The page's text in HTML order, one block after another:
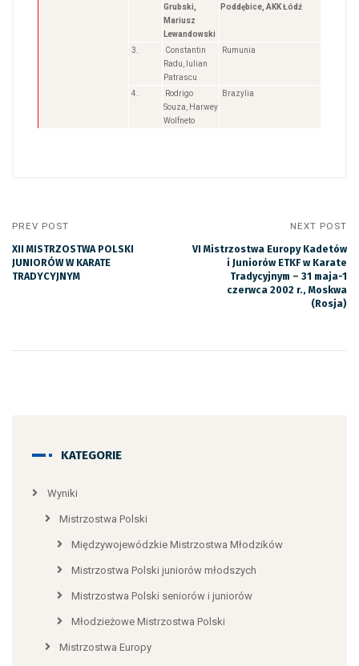
Grubski,
Mariusz
Lewandowski
Poddębice, AKK Łódź
3.
Constantin
Radu, Iulian
Patrascu
Rumunia
4.
Rodrigo
Souza, Harwey
Wolfneto
Brazylia
PREV POST
XII MISTRZOSTWA POLSKI
JUNIORÓW W KARATE
TRADYCYJNYM
NEXT POST
VI Mistrzostwa Europy Kadetów
i Juniorów ETKF w Karate
Tradycyjnym – 31 maja-1
czerwca 2002 r., Moskwa
(Rosja)
KATEGORIE
Wyniki
Mistrzostwa Polski
Międzywojewódzkie Mistrzostwa Młodzików
Mistrzostwa Polski juniorów młodszych
Mistrzostwa Polski seniorów i juniorów
Młodzieżowe Mistrzostwa Polski
Mistrzostwa Europy